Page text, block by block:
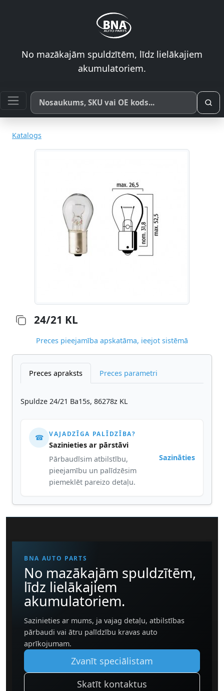
No mazākajām spuldzītēm, līdz lielākajiem
akumulatoriem.
Meklēt pēc produkta nosaukuma, SKU vai OE koda
Katalogs
24/21 KL
Preces pieejamība apskatāma, ieejot sistēmā
Preces apraksts Preces parametri
Spuldze 24/21 Ba15s, 86278z KL
☎ VAJADZĪGA PALĪDZĪBA?
Sazinieties ar pārstāvi
Pārbaudīsim atbilstību,
pieejamību un palīdzēsim
piemeklēt pareizo detaļu.
Sazināties
BNA AUTO PARTS
No mazākajām spuldzītēm,
līdz lielākajiem
akumulatoriem.
Sazinieties ar mums, ja vajag detaļu, atbilstības
pārbaudi vai ātru palīdzību kravas auto
aprīkojumam.
Zvanīt speciālistam
Skatīt kontaktus